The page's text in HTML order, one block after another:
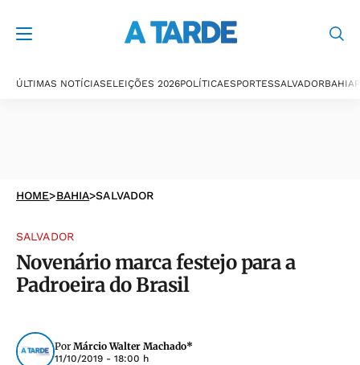
ÚLTIMAS NOTÍCIASELEIÇÕES 2026POLÍTICAESPORTESSALVADORBAHIA
HOME>BAHIA>SALVADOR
SALVADOR
Novenário marca festejo para a
Padroeira do Brasil
Por Márcio Walter Machado*
11/10/2019 - 18:00 h